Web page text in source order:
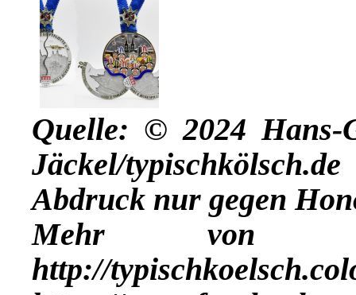
Quelle: © 2024 Hans-
Jäckel/typischkölsch.de
Abdruck nur gegen
Mehr
http://